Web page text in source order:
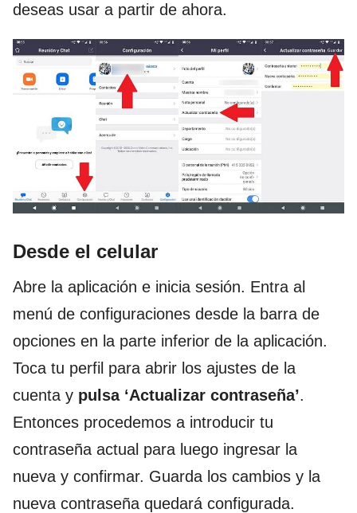
deseas usar a partir de ahora.
Desde el celular
Abre la aplicación e inicia sesión. Entra al
menú de configuraciones desde la barra de
opciones en la parte inferior de la aplicación.
Toca tu perfil para abrir los ajustes de la
cuenta y pulsa ‘Actualizar contraseña’.
Entonces procedemos a introducir tu
contraseña actual para luego ingresar la
nueva y confirmar. Guarda los cambios y la
nueva contraseña quedará configurada.